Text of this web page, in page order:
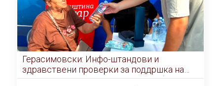
Герасимовски: Инфо-штандови и
здравствени проверки за поддршка на
граѓаните во услови на топлотен бран